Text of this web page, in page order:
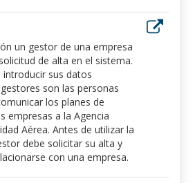
un gestor de una empresa
de alta en el sistema.
introducir sus datos
son las personas
los planes de
empresas a la Agencia
Aérea. Antes de utilizar la
debe solicitar su alta y
con una empresa.